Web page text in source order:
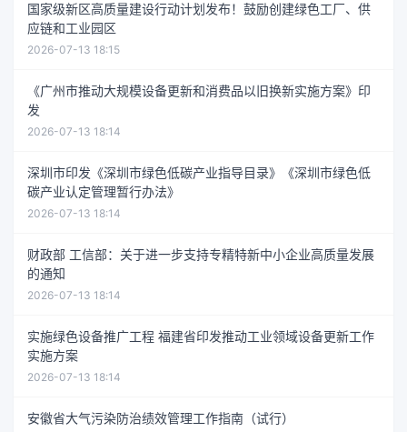
国家级新区高质量建设行动计划发布！鼓励创建绿色工厂、供
应链和工业园区
2026-07-13 18:15
《广州市推动大规模设备更新和消费品以旧换新实施方案》印
发
2026-07-13 18:14
深圳市印发《深圳市绿色低碳产业指导目录》《深圳市绿色低
碳产业认定管理暂行办法》
2026-07-13 18:14
财政部 工信部：关于进一步支持专精特新中小企业高质量发展
的通知
2026-07-13 18:14
实施绿色设备推广工程 福建省印发推动工业领域设备更新工作
实施方案
2026-07-13 18:14
安徽省大气污染防治绩效管理工作指南（试行）